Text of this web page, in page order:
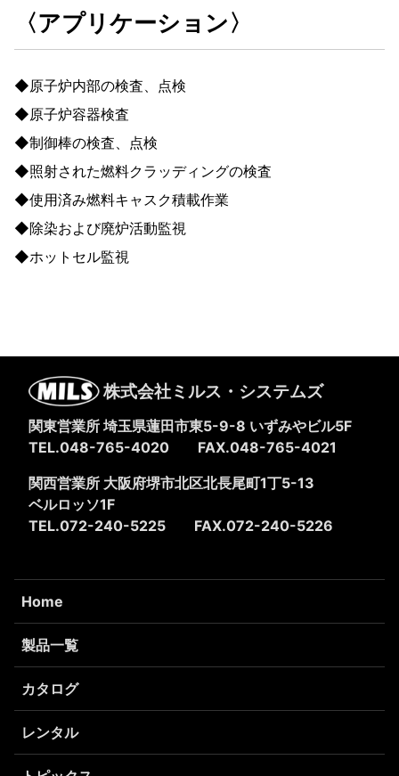
〈アプリケーション〉
◆原子炉内部の検査、点検
◆原子炉容器検査
◆制御棒の検査、点検
◆照射された燃料クラッディングの検査
◆使用済み燃料キャスク積載作業
◆除染および廃炉活動監視
◆ホットセル監視
株式会社ミルス・システムズ
関東営業所 埼玉県蓮田市東5-9-8 いずみやビル5F
TEL.048-765-4020
FAX.048-765-4021
関西営業所 大阪府堺市北区北長尾町1丁5-13
ベルロッソ1F
TEL.072-240-5225
FAX.072-240-5226
Home
製品一覧
カタログ
レンタル